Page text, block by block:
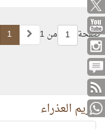
صفحة 1 من 1 1
مريم العذراء